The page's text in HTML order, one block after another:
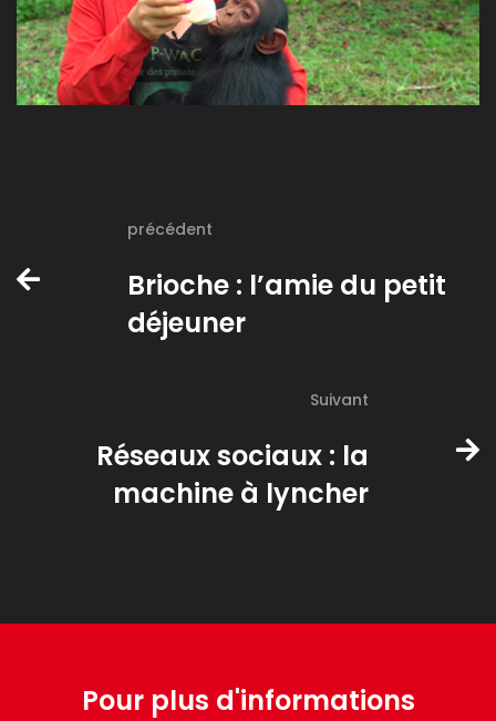
précédent
Brioche : l’amie du petit
déjeuner
Suivant
Réseaux sociaux : la
machine à lyncher
Pour plus d'informations